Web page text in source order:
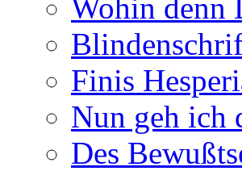
Wohin denn
Finis
Nun geh ich
Des